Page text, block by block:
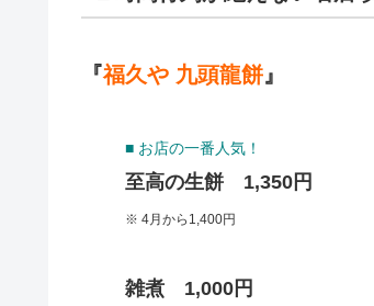
『福久や 九頭龍餅』
■ お店の一番人気！
至高の生餅 1,350円
※ 4月から1,400円
雑煮 1,000円